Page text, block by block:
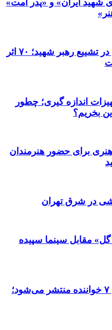
شهید ایران» و «پدر امت»
حضور پررنگ هنرمندان در تشییع رهبر شهید؛ ۷۰ اثر
اندازه گیری؛ چطور
بخریم؟
برای حضور هنرمندان
در شرق تهران
مقابل سینما سپیده
آلبوم «بدرقه» با صدای ۷ خواننده منتشر می‌شود؛